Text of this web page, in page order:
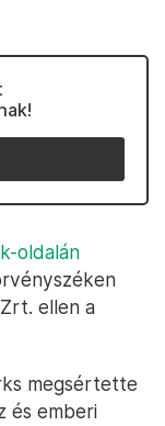
oldalán
ellen a
megsértette
és emberi